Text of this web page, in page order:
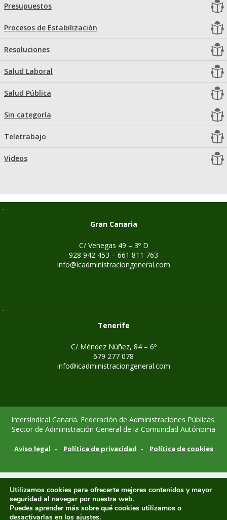
Presupuestos
Procesos de Estabilización
Resoluciones
Salud Laboral
Salud Pública
Sin categoría
Teletrabajo
Videos
Gran Canaria
C/ Venegas 49 – 3º D
928 942 453 – 661 811 763
info@icadministraciongeneral.com
Tenerife
C/ Méndez Núñez, 84 – 6º
679 277 078
info@icadministraciongeneral.com
Intersindical Canaria. Federación de Administraciones Públicas.
Sector de Administración General de la Comunidad Autónoma
Aviso legal - Política de privacidad - Política de cookies
Utilizamos cookies para ofrecerte mejores contenidos y mayor
seguridad al navegar por nuestra web.
Puedes aprender más sobre qué cookies utilizamos o
desactivarlas en los ajustes.